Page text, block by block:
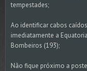
tempestades;
Ao identificar cabos
imediatamente a
Bombeiros (193);
Não fique próximo a